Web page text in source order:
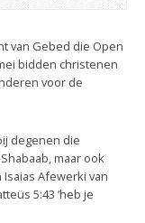
van Gebed die Open
bidden christenen
voor de
degenen die
maar ook
Isaias Afewerki van
5:43 ‘heb je